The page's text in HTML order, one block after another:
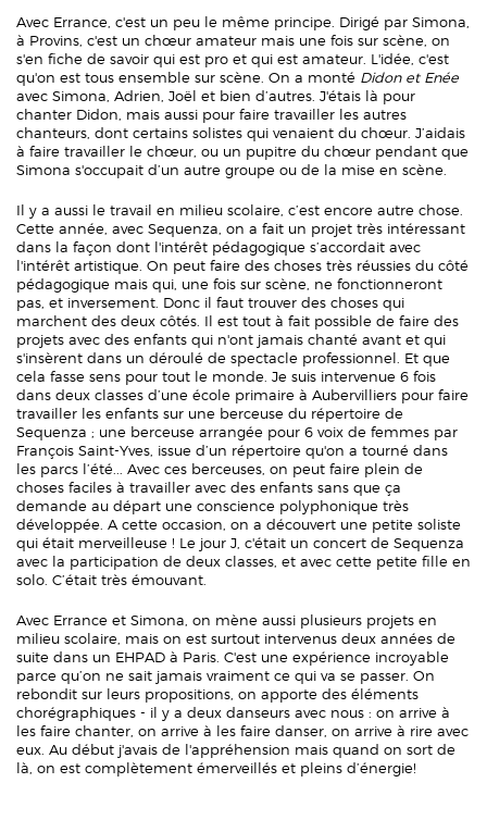
Avec Errance, c'est un peu le même principe. Dirigé par Simona,
à Provins, c'est un chœur amateur mais une fois sur scène, on
s'en fiche de savoir qui est pro et qui est amateur. L'idée, c'est
qu'on est tous ensemble sur scène. On a monté Didon et Enée
avec Simona, Adrien, Joël et bien d’autres. J'étais là pour
chanter Didon, mais aussi pour faire travailler les autres
chanteurs, dont certains solistes qui venaient du chœur. J’aidais
à faire travailler le chœur, ou un pupitre du chœur pendant que
Simona s'occupait d’un autre groupe ou de la mise en scène.
Il y a aussi le travail en milieu scolaire, c’est encore autre chose.
Cette année, avec Sequenza, on a fait un projet très intéressant
dans la façon dont l'intérêt pédagogique s’accordait avec
l'intérêt artistique. On peut faire des choses très réussies du côté
pédagogique mais qui, une fois sur scène, ne fonctionneront
pas, et inversement. Donc il faut trouver des choses qui
marchent des deux côtés. Il est tout à fait possible de faire des
projets avec des enfants qui n'ont jamais chanté avant et qui
s'insèrent dans un déroulé de spectacle professionnel. Et que
cela fasse sens pour tout le monde. Je suis intervenue 6 fois
dans deux classes d’une école primaire à Aubervilliers pour faire
travailler les enfants sur une berceuse du répertoire de
Sequenza ; une berceuse arrangée pour 6 voix de femmes par
François Saint-Yves, issue d’un répertoire qu'on a tourné dans
les parcs l’été... Avec ces berceuses, on peut faire plein de
choses faciles à travailler avec des enfants sans que ça
demande au départ une conscience polyphonique très
développée. A cette occasion, on a découvert une petite soliste
qui était merveilleuse ! Le jour J, c'était un concert de Sequenza
avec la participation de deux classes, et avec cette petite fille en
solo. C’était très émouvant.
Avec Errance et Simona, on mène aussi plusieurs projets en
milieu scolaire, mais on est surtout intervenus deux années de
suite dans un EHPAD à Paris. C'est une expérience incroyable
parce qu’on ne sait jamais vraiment ce qui va se passer. On
rebondit sur leurs propositions, on apporte des éléments
chorégraphiques - il y a deux danseurs avec nous : on arrive à
les faire chanter, on arrive à les faire danser, on arrive à rire avec
eux. Au début j'avais de l'appréhension mais quand on sort de
là, on est complètement émerveillés et pleins d’énergie!